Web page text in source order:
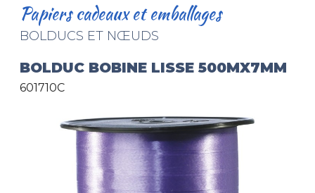
Loisirs créatifs
Cuir & trousses
RETROUVEZ NOS COLLECTIONS
Toutes les collections
Papiers cadeaux et emballages
BOLDUCS ET NŒUDS
BOLDUC BOBINE LISSE 500MX7MM
601710C